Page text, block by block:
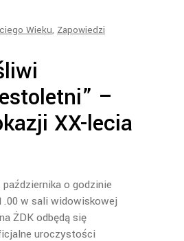
Wieku, Zapowiedzi
–
XX-lecia
października o godzinie
w sali widowiskowej
ŻDK odbędą się
uroczystości